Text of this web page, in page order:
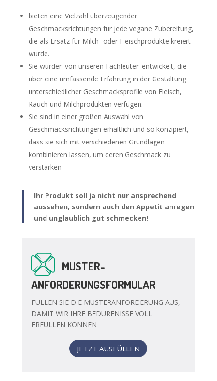
bieten eine Vielzahl überzeugender
Geschmacksrichtungen für jede vegane Zubereitung,
die als Ersatz für Milch- oder Fleischprodukte kreiert
wurde.
Sie wurden von unseren Fachleuten entwickelt, die
über eine umfassende Erfahrung in der Gestaltung
unterschiedlicher Geschmacksprofile von Fleisch,
Rauch und Milchprodukten verfügen.
Sie sind in einer großen Auswahl von
Geschmacksrichtungen erhältlich und so konzipiert,
dass sie sich mit verschiedenen Grundlagen
kombinieren lassen, um deren Geschmack zu
verstärken.
Ihr Produkt soll ja nicht nur ansprechend
aussehen, sondern auch den Appetit anregen
und unglaublich gut schmecken!
MUSTER-
ANFORDERUNGSFORMULAR
FÜLLEN SIE DIE MUSTERANFORDERUNG AUS,
DAMIT WIR IHRE BEDÜRFNISSE VOLL
ERFÜLLEN KÖNNEN
JETZT AUSFÜLLEN